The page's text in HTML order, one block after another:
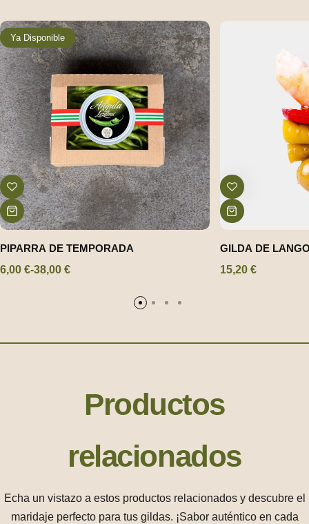
Ya Disponible
PIPARRA DE TEMPORADA
6,00 €-38,00 €
GILDA DE
15,20 €
Productos
relacionados
Echa un vistazo a estos productos relacionados y descubre el
maridaje perfecto para tus gildas. ¡Sabor auténtico en cada